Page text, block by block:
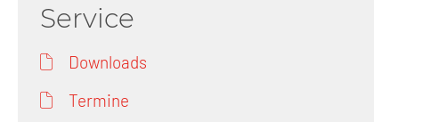
Service
Downloads
Termine